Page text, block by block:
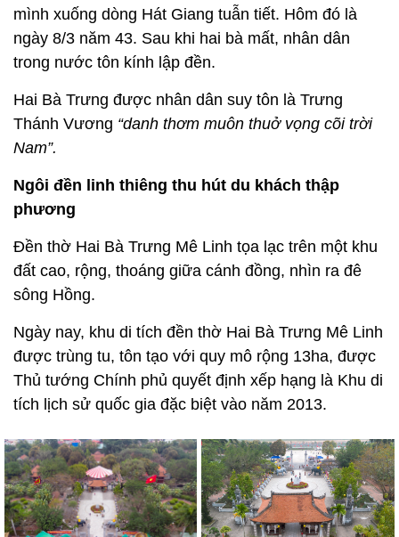
mình xuống dòng Hát Giang tuẫn tiết. Hôm đó là
ngày 8/3 năm 43. Sau khi hai bà mất, nhân dân
trong nước tôn kính lập đền.
Hai Bà Trưng được nhân dân suy tôn là Trưng
Thánh Vương “danh thơm muôn thuở vọng cõi trời
Nam”.
Ngôi đền linh thiêng thu hút du khách thập
phương
Đền thờ Hai Bà Trưng Mê Linh tọa lạc trên một khu
đất cao, rộng, thoáng giữa cánh đồng, nhìn ra đê
sông Hồng.
Ngày nay, khu di tích đền thờ Hai Bà Trưng Mê Linh
được trùng tu, tôn tạo với quy mô rộng 13ha, được
Thủ tướng Chính phủ quyết định xếp hạng là Khu di
tích lịch sử quốc gia đặc biệt vào năm 2013.